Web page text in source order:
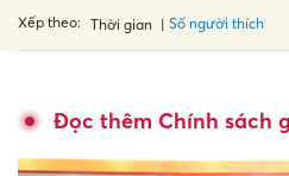
Xếp theo: Thời gian Số người thích
Đọc thêm Chính sách